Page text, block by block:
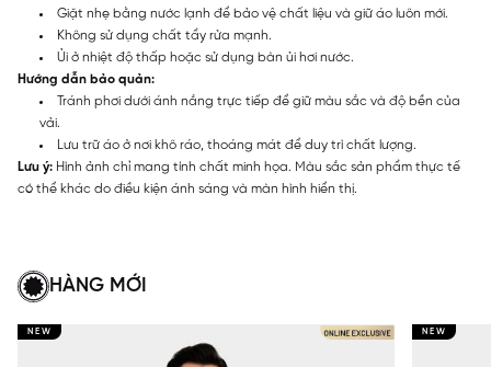
Giặt nhẹ bằng nước lạnh để bảo vệ chất liệu và giữ áo luôn mới.
Không sử dụng chất tẩy rửa mạnh.
Ủi ở nhiệt độ thấp hoặc sử dụng bàn ủi hơi nước.
Hướng dẫn bảo quản:
Tránh phơi dưới ánh nắng trực tiếp để giữ màu sắc và độ bền của
vải.
Lưu trữ áo ở nơi khô ráo, thoáng mát để duy trì chất lượng.
Lưu ý: Hình ảnh chỉ mang tính chất minh họa. Màu sắc sản phẩm thực tế
có thể khác do điều kiện ánh sáng và màn hình hiển thị.
HÀNG MỚI
NEW NEW